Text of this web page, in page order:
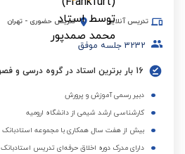
تدریس آنلاین تدریس حضوری - تهران
3232 جلسه موفق
16 بار برترین استاد در گروه درسی و فصول مختلف
دبیر رسمی آموزش و پرورش
کارشناسی ارشد شیمی از دانشگاه ارومیه
بیش از هفت سال همکاری با مجموعه استادبانک
دارای مدرک دوره اخلاق حرفه‌ای تدریس استادبانک